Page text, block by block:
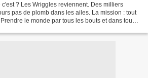
? Les Wriggles reviennent. Des milliers
pas de plomb dans les ailes. La mission : tout
le monde par tous les bouts et dans tous